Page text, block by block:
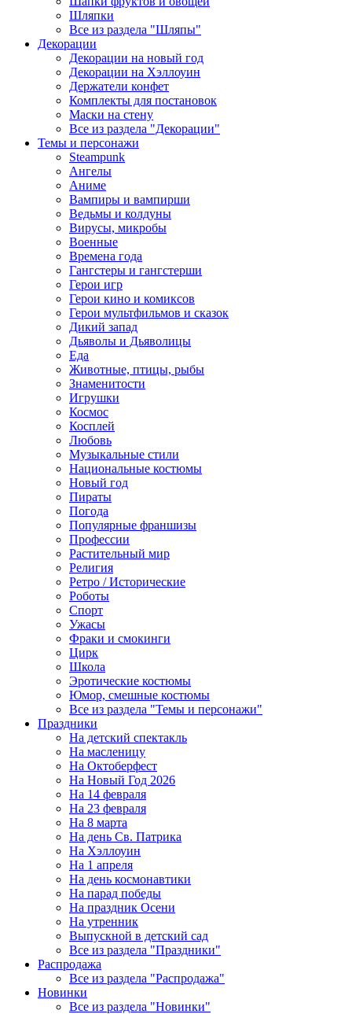
Шляпки
Все из раздела "Шляпы"
Декорации
Декорации на новый год
Декорации на Хэллоуин
Держатели конфет
Комплекты для постановок
Маски на стену
Все из раздела "Декорации"
Темы и персонажи
Steampunk
Ангелы
Аниме
Вампиры и вампирши
Ведьмы и колдуны
Вирусы, микробы
Военные
Времена года
Гангстеры и гангстерши
Герои игр
Герои кино и комиксов
Герои мультфильмов и сказок
Дикий запад
Дьяволы и Дьяволицы
Еда
Животные, птицы, рыбы
Знаменитости
Игрушки
Космос
Косплей
Любовь
Музыкальные стили
Национальные костюмы
Новый год
Пираты
Погода
Популярные франшизы
Профессии
Растительный мир
Религия
Ретро / Исторические
Роботы
Спорт
Ужасы
Фраки и смокинги
Цирк
Школа
Эротические костюмы
Юмор, смешные костюмы
Все из раздела "Темы и персонажи"
Праздники
На детский спектакль
На масленицу
На Октоберфест
На Новый Год 2026
На 14 февраля
На 23 февраля
На 8 марта
На день Св. Патрика
На Хэллоуин
На 1 апреля
На день космонавтики
На парад победы
На праздник Осени
На утренник
Выпускной в детский сад
Все из раздела "Праздники"
Распродажа
Все из раздела "Распродажа"
Новинки
Все из раздела "Новинки"